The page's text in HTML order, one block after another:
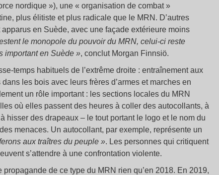
nordique »), une « organisation de combat »
plus élitiste et plus radicale que le MRN. D’autres
en Suède, avec une façade extérieure moins
le monopole du pouvoir du MRN, celui-ci reste
important en Suède », conclut Morgan Finnsiö.
temps habituels de l’extrême droite : entraînement aux
les bois avec leurs frères d’armes et marches en
un rôle important : les sections locales du MRN
où elles passent des heures à coller des autocollants, à
hisser des drapeaux – le tout portant le logo et le nom du
menaces. Un autocollant, par exemple, représente un
aux traîtres du peuple ». Les personnes qui critiquent
s’attendre à une confrontation violente.
de ce type du MRN rien qu’en 2018. En 2019,